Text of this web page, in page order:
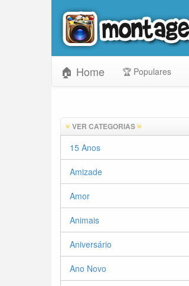
🏠 Home 🏆 Populares
VER CATEGORIAS
15 Anos
Amizade
Amor
Animais
Aniversário
Ano Novo